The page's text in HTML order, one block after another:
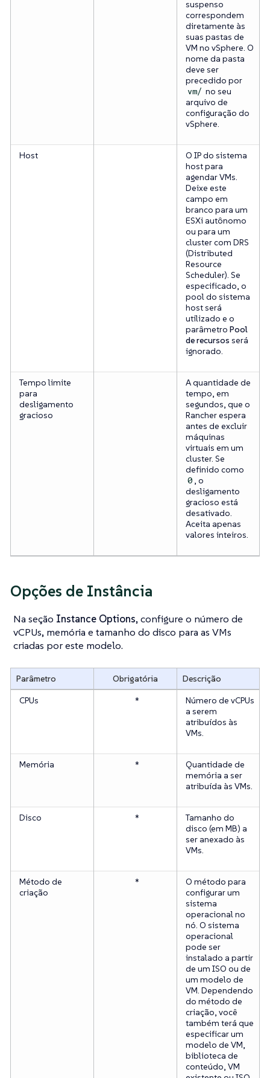
suspenso
correspondem
diretamente às
suas pastas de
VM no vSphere. O
nome da pasta
deve ser
precedido por
vm/ no seu
arquivo de
configuração do
vSphere.
Host
O IP do sistema
host para
agendar VMs.
Deixe este
campo em
branco para um
ESXi autônomo
ou para um
cluster com DRS
(Distributed
Resource
Scheduler). Se
especificado, o
pool do sistema
host será
utilizado e o
parâmetro Pool
de recursos será
ignorado.
Tempo limite
para
desligamento
gracioso
A quantidade de
tempo, em
segundos, que o
Rancher espera
antes de excluir
máquinas
virtuais em um
cluster. Se
definido como
0 , o
desligamento
gracioso está
desativado.
Aceita apenas
valores inteiros.
Opções de Instância
Na seção Instance Options, configure o número de
vCPUs, memória e tamanho do disco para as VMs
criadas por este modelo.
Parâmetro Obrigatória
Descrição
CPUs
*
Número de vCPUs
a serem
atribuídos às
VMs.
Memória *
Quantidade de
memória a ser
atribuída às VMs.
Disco *
Tamanho do
disco (em MB) a
ser anexado às
VMs.
Método de
criação
*
O método para
configurar um
sistema
operacional no
nó. O sistema
operacional
pode ser
instalado a partir
de um ISO ou de
um modelo de
VM. Dependendo
do método de
criação, você
também terá que
especificar um
modelo de VM,
biblioteca de
conteúdo, VM